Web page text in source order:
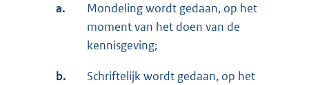
a.
Mondeling wordt gedaan, op het
moment van het doen van de
kennisgeving;
b.
Schriftelijk wordt gedaan, op het